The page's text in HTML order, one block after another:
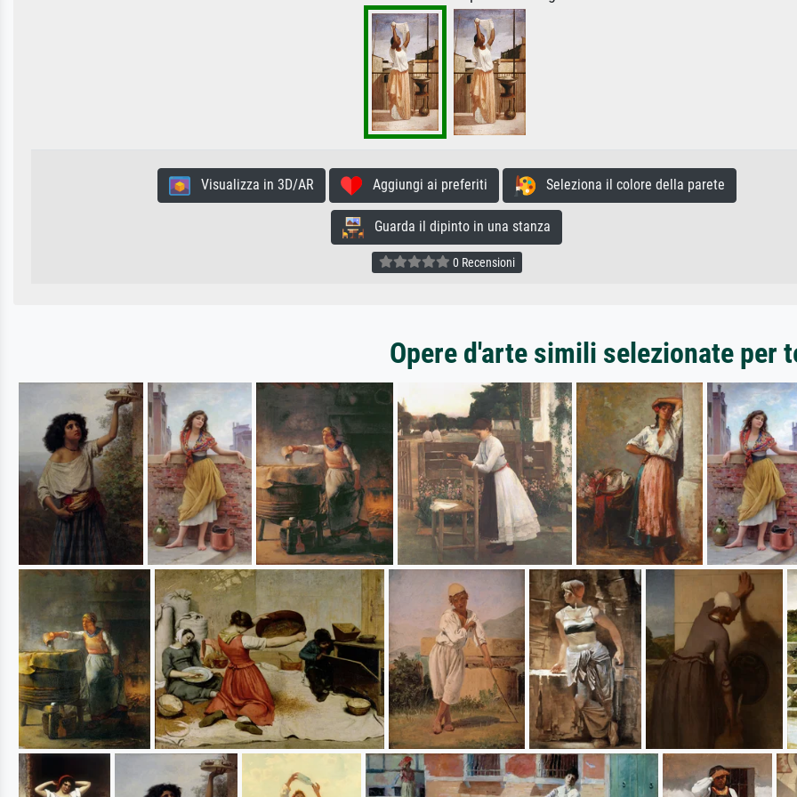
Visualizza in 3D/AR Aggiungi ai preferiti Seleziona il colore della parete
Guarda il dipinto in una stanza
0 Recensioni
Opere d'arte simili selezionate per